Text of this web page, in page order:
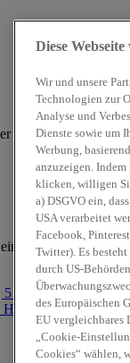
Probefahrt.
Hyundai
Diese
Wir und unsere
Technologien zur
Analyse und
Dienste sowie um
Werbung,
anzuzeigen.
klicken, willigen
a) DSGVO ein,
USA verarbeitet
Facebook,
Twitter). Es
durch US-
des Europäischen
EU vergleichbares
„Cookie-
Cookies“ wählen,